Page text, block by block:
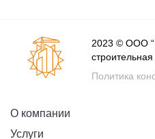
2023 © ООО
Политика
О компании
Услуги